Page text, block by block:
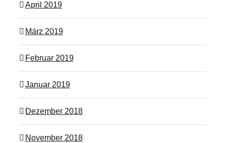
April 2019
März 2019
Februar 2019
Januar 2019
Dezember 2018
November 2018